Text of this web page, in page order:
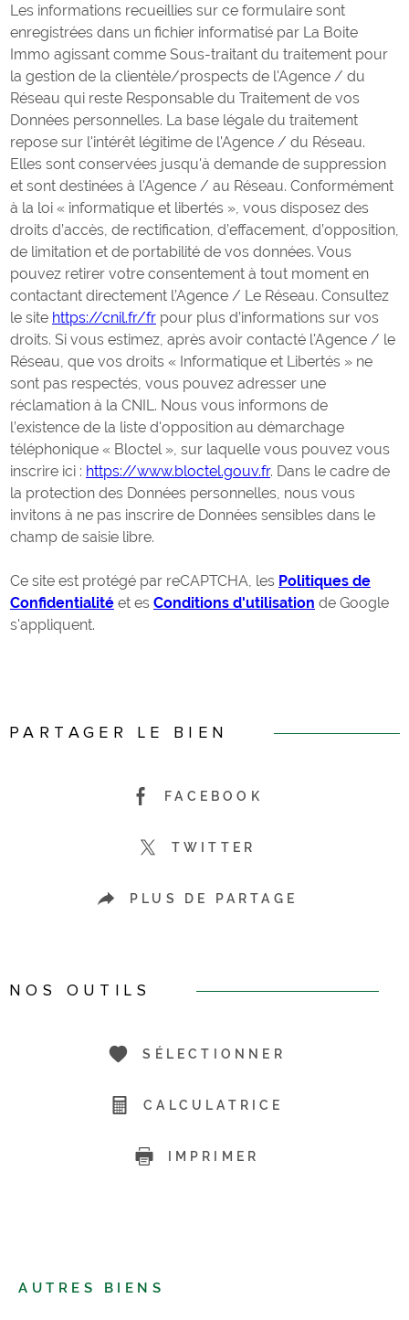
Les informations recueillies sur ce formulaire sont
enregistrées dans un fichier informatisé par La Boite
Immo agissant comme Sous-traitant du traitement pour
la gestion de la clientèle/prospects de l'Agence / du
Réseau qui reste Responsable du Traitement de vos
Données personnelles. La base légale du traitement
repose sur l'intérêt légitime de l'Agence / du Réseau.
Elles sont conservées jusqu'à demande de suppression
et sont destinées à l'Agence / au Réseau. Conformément
à la loi « informatique et libertés », vous disposez des
droits d’accès, de rectification, d’effacement, d’opposition,
de limitation et de portabilité de vos données. Vous
pouvez retirer votre consentement à tout moment en
contactant directement l’Agence / Le Réseau. Consultez
le site https://cnil.fr/fr pour plus d’informations sur vos
droits. Si vous estimez, après avoir contacté l'Agence / le
Réseau, que vos droits « Informatique et Libertés » ne
sont pas respectés, vous pouvez adresser une
réclamation à la CNIL. Nous vous informons de
l’existence de la liste d'opposition au démarchage
téléphonique « Bloctel », sur laquelle vous pouvez vous
inscrire ici : https://www.bloctel.gouv.fr. Dans le cadre de
la protection des Données personnelles, nous vous
invitons à ne pas inscrire de Données sensibles dans le
champ de saisie libre.
Ce site est protégé par reCAPTCHA, les Politiques de
Confidentialité et es Conditions d'utilisation de Google
s'appliquent.
PARTAGER LE BIEN
FACEBOOK
TWITTER
PLUS DE PARTAGE
NOS OUTILS
SÉLECTIONNER
CALCULATRICE
IMPRIMER
AUTRES BIENS